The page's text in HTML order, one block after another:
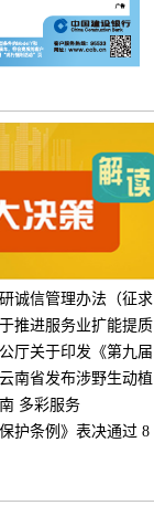
诚信管理办法（征求
推进服务业扩能提质
厅关于印发《第九届
南省发布涉野生动植
多彩服务
护条例》表决通过 8